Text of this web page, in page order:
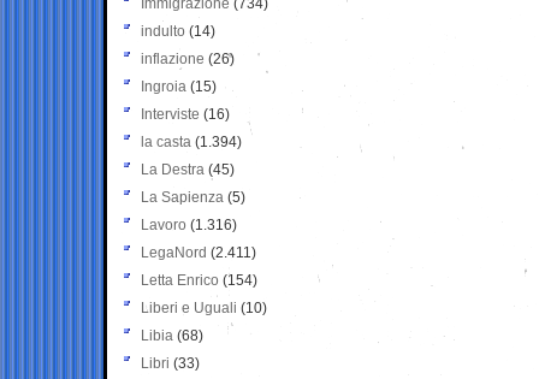
Immigrazione (734)
indulto (14)
inflazione (26)
Ingroia (15)
Interviste (16)
la casta (1.394)
La Destra (45)
La Sapienza (5)
Lavoro (1.316)
LegaNord (2.411)
Letta Enrico (154)
Liberi e Uguali (10)
Libia (68)
Libri (33)